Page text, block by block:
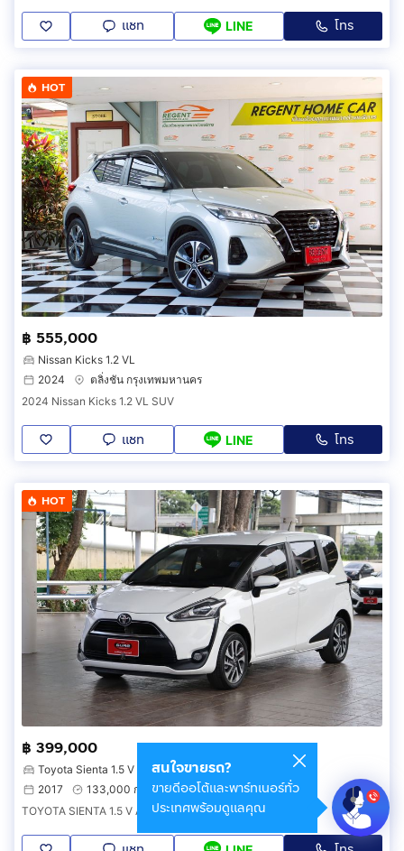
แชท LINE โทร
HOT
฿ 555,000
Nissan Kicks 1.2 VL
2024
ตลิ่งชัน กรุงเทพมหานคร
2024 Nissan Kicks 1.2 VL SUV
แชท LINE โทร
HOT
฿ 399,000
Toyota Sienta 1.5 V
2017
133,000 กม.
ตลิ่งชัน กรุงเทพมหานคร
TOYOTA SIENTA 1.5 V AT ปี 2017 รถบ้านมือเดียว เลขไมล์แท้
สนใจขายรถ?
ขายดีออโต้และพาร์ทเนอร์ทั่ว
ประเทศพร้อมดูแลคุณ